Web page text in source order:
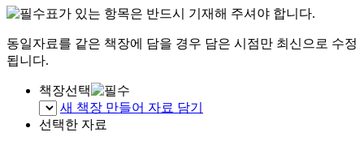
표가 있는 항목은 반드시 기재해 주셔야 합니다.
동일자료를 같은 책장에 담을 경우 담은 시점만 최신으로 수정
됩니다.
책장선택
새 책장 만들어 자료 담기
선택한 자료